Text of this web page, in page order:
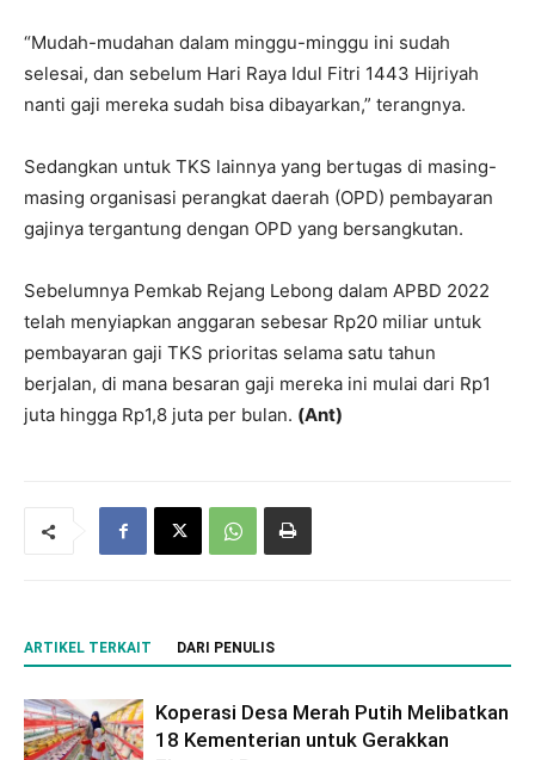
“Mudah-mudahan dalam minggu-minggu ini sudah
selesai, dan sebelum Hari Raya Idul Fitri 1443 Hijriyah
nanti gaji mereka sudah bisa dibayarkan,” terangnya.
Sedangkan untuk TKS lainnya yang bertugas di masing-
masing organisasi perangkat daerah (OPD) pembayaran
gajinya tergantung dengan OPD yang bersangkutan.
Sebelumnya Pemkab Rejang Lebong dalam APBD 2022
telah menyiapkan anggaran sebesar Rp20 miliar untuk
pembayaran gaji TKS prioritas selama satu tahun
berjalan, di mana besaran gaji mereka ini mulai dari Rp1
juta hingga Rp1,8 juta per bulan. (Ant)
ARTIKEL TERKAIT DARI PENULIS
Koperasi Desa Merah Putih Melibatkan
18 Kementerian untuk Gerakkan